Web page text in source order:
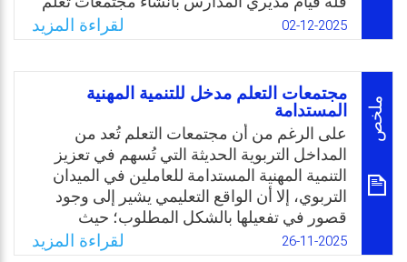
WhatsApp
Facebook
Twitter
Email
مهنية
متخصصة، وكذلك محدودية مشاركتهم بنشر
المعرفة لتقديم الدعم الفني اللازم للمعلمين
وتحسين أداءهم، وضعف تقديمهم حلولاً عملية
للمشكلات التي تواجه المعلمين. وعليه، تبيّن أن
هناك العديد من الصعوبات التي تواجه مراحل
التعليم المختلفة والتي قد تحدُّ من فاعلية
ممارسة أدوار القيادة للمعلمين وتمكينهم
وتحفيزهم مهنيًا، ونظرًا لدور وأهمية هذا المجتمع
المهني جاءت هذه الدراسة
للتعرف على مجتمعات التعلم المهنية وعلاقتها
بتنمية القدرات القيادية للمعلمين.
02-12-2025 لقراءة المزيد
ملخص
مجتمعات التعلم مدخل للتنمية المهنية
المستدامة
على الرغم من أن مجتمعات التعلم تُعد من
المداخل التربوية الحديثة التي تُسهم في تعزيز
التنمية المهنية المستدامة للعاملين في الميدان
التربوي، إلا أن الواقع التعليمي يشير إلى وجود
قصور في تفعيلها بالشكل المطلوب؛ حيث
تعترضها معوقات متعددة، مثل ضعف الإمكانات
26-11-2025 لقراءة المزيد